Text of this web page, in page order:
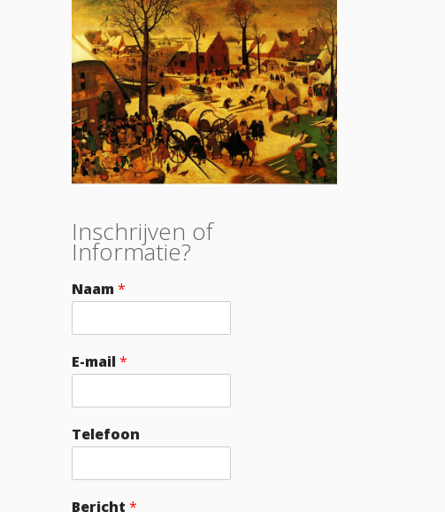
Inschrijven of
Informatie?
Naam*
E-mail*
Telefoon
Bericht *